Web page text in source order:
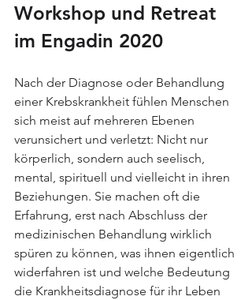
Workshop und Retreat
im Engadin 2020
Nach der Diagnose oder Behandlung
einer Krebskrankheit fühlen Menschen
sich meist auf mehreren Ebenen
verunsichert und verletzt: Nicht nur
körperlich, sondern auch seelisch,
mental, spirituell und vielleicht in ihren
Beziehungen. Sie machen oft die
Erfahrung, erst nach Abschluss der
medizinischen Behandlung wirklich
spüren zu können, was ihnen eigentlich
widerfahren ist und welche Bedeutung
die Krankheitsdiagnose für ihr Leben